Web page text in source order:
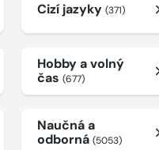
Cizí jazyky (371)
Hobby a volný
čas (677)
Naučná a
odborná (5053)